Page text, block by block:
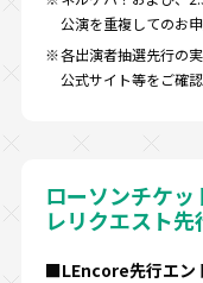
公演を重複してのお
各出演者抽選先行の
公式サイト等をご確認
ローソンチケ
レリクエスト先
■LEncore先行エン